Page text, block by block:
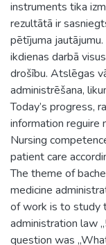
instruments tika
rezultātā ir
pētījuma
ikdienas darbā
drošību. Atslēgas
administrēšana,
Today’s progress,
information reguire
Nursing
patient care
The theme of
medicine
of work is to study
administration law
question was